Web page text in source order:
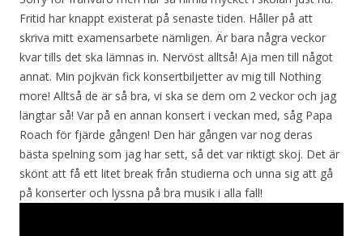
Fritid har knappt existerat på senaste tiden. Håller på att
skriva mitt examensarbete nämligen. Är bara några veckor
kvar tills det ska lämnas in. Nervöst alltså! Aja men till något
annat. Min pojkvän fick konsertbiljetter av mig till Nothing
more! Alltså de är så bra, vi ska se dem om 2 veckor och jag
längtar så! Var på en annan konsert i veckan med, såg Papa
Roach för fjärde gången! Den här gången var nog deras
bästa spelning som jag har sett, så det var riktigt skoj. Det är
skönt att få ett litet break från studierna och unna sig att gå
på konserter och lyssna på bra musik i alla fall!